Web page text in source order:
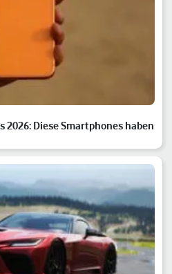
2026: Diese Smartphones haben